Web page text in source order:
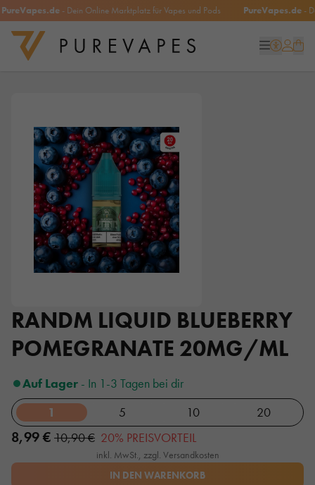
- Dein Online Marktplatz für Vapes und Pods PureVapes.de- Dein
RANDM LIQUID BLUEBERRY
POMEGRANATE 20MG/ML
Auf Lager - In 1-3 Tagen bei dir
1
5 10 20
8,99 € 10,90 € 20% PREISVORTEIL
inkl. MwSt., zzgl. Versandkosten
IN DEN WARENKORB